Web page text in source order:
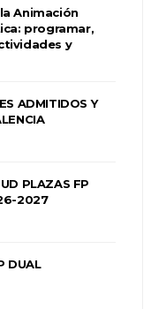
Animación
programar,
y
ADMITIDOS Y
PLAZAS FP
2027
DUAL